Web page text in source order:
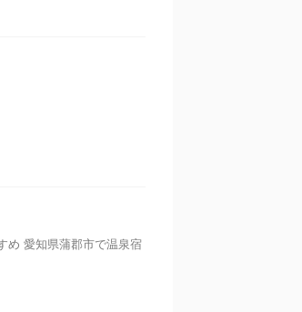
愛知県蒲郡市で温泉宿